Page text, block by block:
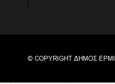
© COPYRIGHT ΔΗΜΟΣ